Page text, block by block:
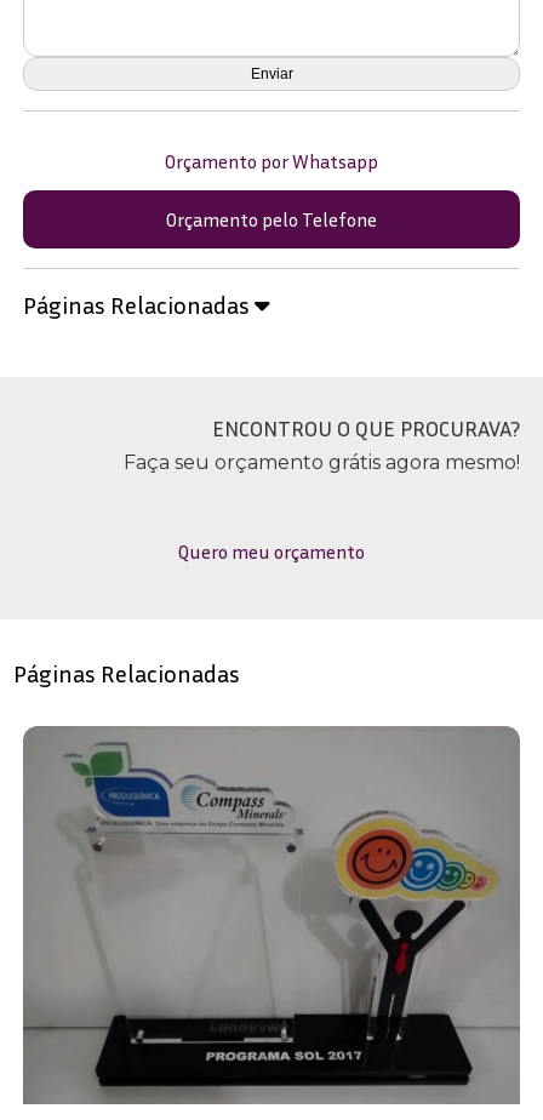
Orçamento por Whatsapp
Orçamento pelo Telefone
Páginas Relacionadas
ENCONTROU O QUE PROCURAVA?
Faça seu orçamento grátis agora mesmo!
Quero meu orçamento
Páginas Relacionadas